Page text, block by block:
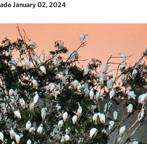
January 02, 2024